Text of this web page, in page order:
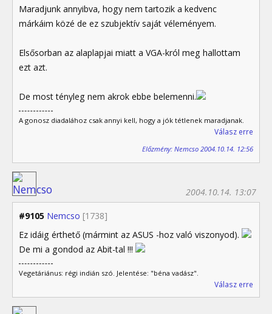
Maradjunk annyibva, hogy nem tartozik a kedvenc
márkáim közé de ez szubjektív saját véleményem.
Elsősorban az alaplapjai miatt a VGA-król meg hallottam
ezt azt.
De most tényleg nem akrok ebbe belemenni.
A gonosz diadalához csak annyi kell, hogy a jók tétlenek maradjanak.
Válasz erre
Előzmény: Nemcso 2004.10.14. 12:56
#9105 Nemcso [1738]
2004.10.14. 13:07
Ez idáig érthető (mármint az ASUS -hoz való viszonyod).
De mi a gondod az Abit-tal !!!
Vegetáriánus: régi indián szó. Jelentése: "béna vadász".
Válasz erre